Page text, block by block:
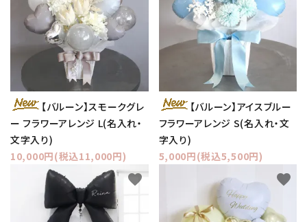
【バルーン】スモークグレ
ー フラワーアレンジ L(名入れ・
文字入り)
10,000円(税込11,000円)
【バルーン】アイスブルー
フラワーアレンジ S(名入れ・文
字入り)
5,000円(税込5,500円)
favorite favorite